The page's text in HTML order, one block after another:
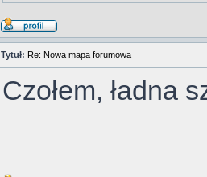
Tytuł: Re: Nowa mapa forumowa
Czołem, ładna